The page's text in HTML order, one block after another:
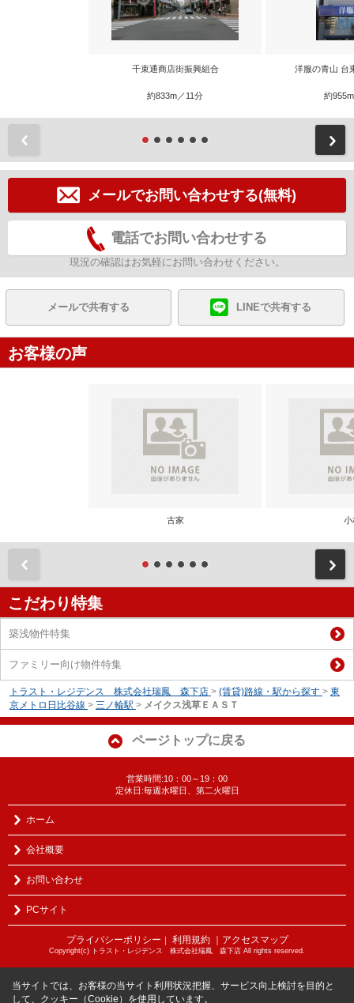
千束通商店街振興組合
約833m／11分
洋服の青山 台
約
メールでお問い合わせする(無料)
電話でお問い合わせする
現況の確認はお気軽にお問い合わせください。
メールで共有する LINEで共有する
お客様の声
古家 小
こだわり特集
築浅物件特集
ファミリー向け物件特集
トラスト・レジデンス 株式会社瑞鳳 森下店 > (賃貸)路線・駅から探す > 東
京メトロ日比谷線 > 三ノ輪駅 > メイクス浅草ＥＡＳＴ
ページトップに戻る
営業時間:10：00～19：00
定休日:毎週水曜日、第二火曜日
ホーム
会社概要
お問い合わせ
PCサイト
プライバシーポリシー 利用規約 ｜アクセスマップ
Copyright(c) トラスト・レジデンス 株式会社瑞鳳 森下店 All rights reserved.
当サイトでは、お客様の当サイト利用状況把握、サービス向上検討を目的と
して、クッキー（Cookie）を使用しています。